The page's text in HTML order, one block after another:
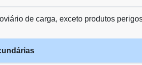
de carga, exceto produtos